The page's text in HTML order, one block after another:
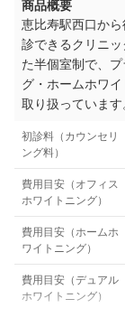
商品概要
恵比寿駅西口か
診できるクリニ
た半個室制で、
グ・ホームホワ
取り扱っています
初診料（カウンセリ
ング料）
費用目安（オフィス
ホワイトニング）
費用目安（ホームホ
ワイトニング）
費用目安（デュアル
ホワイトニング）